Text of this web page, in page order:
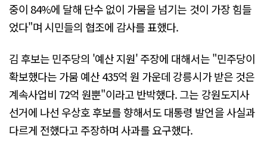
중이 84%에 달해 단수 없이 가뭄을 넘기는 것이 가장 힘들
었다"며 시민들의 협조에 감사를 표했다.
김 후보는 민주당의 '예산 지원' 주장에 대해서는 "민주당이
확보했다는 가뭄 예산 435억 원 가운데 강릉시가 받은 것은
계속사업비 72억 원뿐"이라고 반박했다. 그는 강원도지사
선거에 나선 우상호 후보를 향해서도 대통령 발언을 사실과
다르게 전했다고 주장하며 사과를 요구했다.